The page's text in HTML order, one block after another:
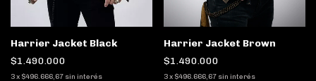
Harrier Jacket Black
$1.490.000
3x $496.666,67 sin interés
Harrier Jacket Brown
$1.490.000
3 x $496.666,67 sin interés